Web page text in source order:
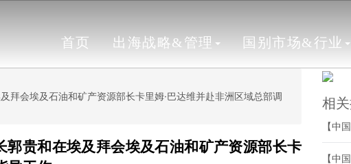
首页 出海战略&管理 国别市场&行业
拜会埃及石油和矿产资源部长卡里姆·巴达维并赴非洲区域总部调
贵和在埃及拜会埃及石油和矿产资源部长卡
相
【中